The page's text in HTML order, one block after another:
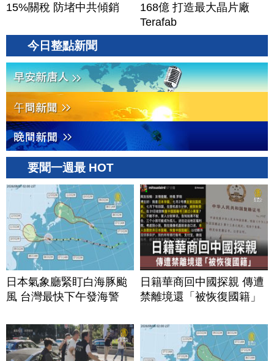
15%關稅 防堵中共傾銷
168億 打造最大晶片廠
Terafab
今日整點新聞
要聞一週最 HOT
日本氣象廳緊盯白海豚颱
風 台灣最快下午發海警
日籍華商回中國探親 傳遭
禁離境還「被恢復國籍」